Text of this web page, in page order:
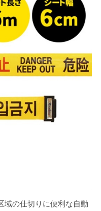
域の仕切りに便利な自動